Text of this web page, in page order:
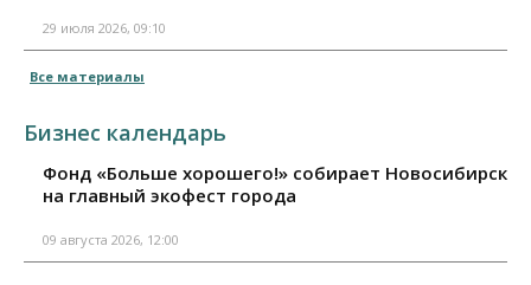
29 июля 2026, 09:10
Все материалы
Бизнес календарь
Фонд «Больше хорошего!» собирает Новосибирск
на главный экофест города
09 августа 2026, 12:00